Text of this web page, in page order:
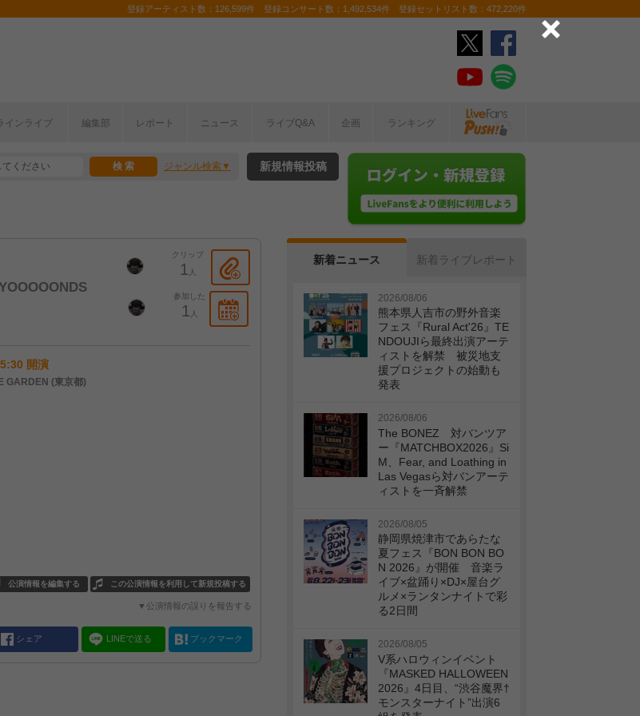
登録アーティスト数：126,599件 登録コンサート数：1,492,534件 登録セットリスト数：472,220件
インライブ 編集部 レポート ニュース ライブQ&A 企画 ランキング
ジャンル検索 新規情報投稿
クリップ
1 人
参加した
1 人
開演
GARDEN (東京都)
この公演情報を利用して新規投稿する
公演情報を編集する
▼公演情報の誤りを報告する
シェア LINEで送る ブックマーク
新着ニュース 新着ライブレポート
2026/08/06
熊本県人吉市の野外音楽
フェス『Rural Act'26』TE
NDOUJIら最終出演アーテ
ィストを解禁 被災地支
援プロジェクトの始動も
発表
2026/08/06
The BONEZ 対バンツア
ー『MATCHBOX2026』Si
M、Fear, and Loathing in
Las Vegasら対バンアーテ
ィストを一斉解禁
2026/08/05
静岡県焼津市であらたな
夏フェス『BON BON BO
N 2026』が開催 音楽ラ
イブ×盆踊り×DJ×屋台グ
ルメ×ランタンナイトで彩
る2日間
2026/08/05
V系ハロウィンイベント
『MASKED HALLOWEEN
2026』4日目、“渋谷魔界†
モンスターナイト”出演6